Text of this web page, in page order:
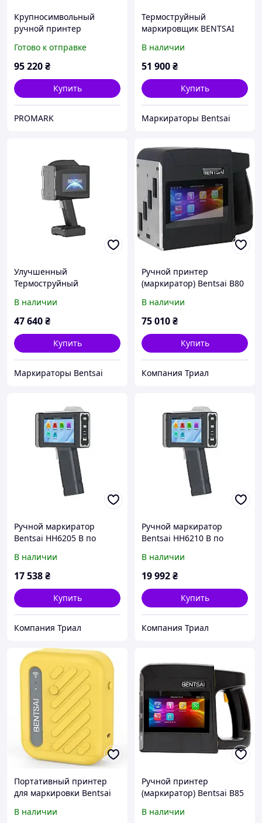
Крупносимвольный
ручной принтер
B85
Готово к отправке
95 220₴
Купить
PROMARK
Термоструйный
маркировщик BENTSAI
эффективность в печати с
новыми возможностями
В наличии
51 900₴
Купить
Маркираторы Bentsai
Улучшенный
Термоструйный
Новые Возможности для
Эффективной Печати
В наличии
47 640₴
Купить
Маркираторы Bentsai
Ручной принтер
(маркиратор) Bentsai B80
(H=100 mm)
В наличии
75 010₴
Купить
Компания Триал
Ручной маркиратор
Bentsai HH6205 B по
mm)
В наличии
17 538₴
Купить
Компания Триал
Ручной маркиратор
Bentsai HH6210 B по
mm)
В наличии
19 992₴
Купить
Компания Триал
Портативный принтер
для маркировки Bentsai
dpi)
В наличии
Ручной принтер
(маркиратор) Bentsai B85
бумаге (H=100 mm)
В наличии